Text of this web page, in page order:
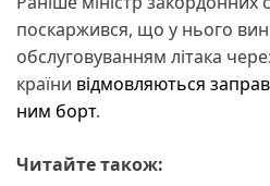
поскаржився, що у нього
обслуговуванням літака
країни відмовляються
ним борт.
Читайте також: